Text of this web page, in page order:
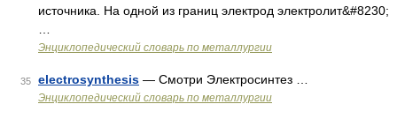
источника. На одной из границ электрод электролит&#8230;
Энциклопедический словарь по металлургии
35 electrosynthesis — Смотри Электросинтез …
Энциклопедический словарь по металлургии